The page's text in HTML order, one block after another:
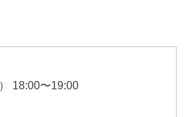
18:00〜19:00